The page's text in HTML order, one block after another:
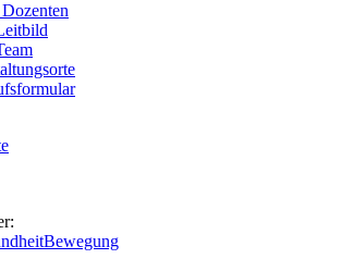
Bewegung